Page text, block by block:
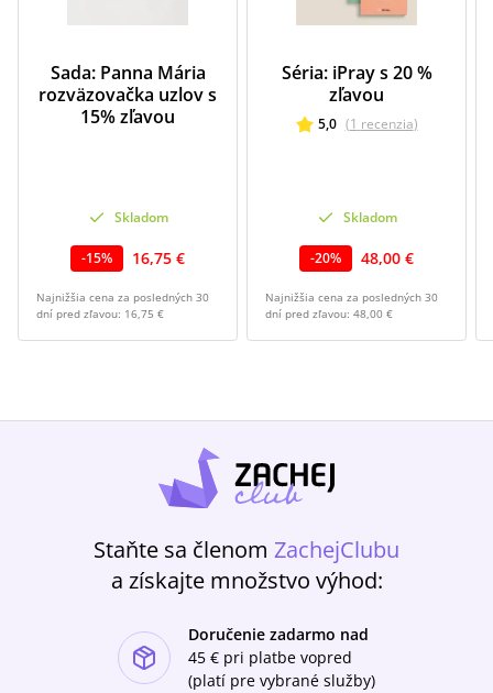
Sada: Panna Mária
rozväzovačka uzlov s
15% zľavou
Skladom
-15% 16,75 €
Najnižšia cena za posledných 30
dní pred zľavou: 16,75 €
Séria: iPray s 20 %
zľavou
5,0 (1 recenzia)
Skladom
-20% 48,00 €
Najnižšia cena za posledných 30
dní pred zľavou: 48,00 €
Staňte sa členom ZachejClubu
a získajte množstvo výhod:
Doručenie zadarmo nad
45 € pri platbe vopred
(platí pre vybrané služby)